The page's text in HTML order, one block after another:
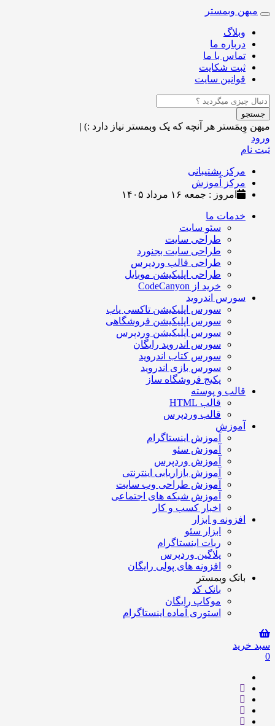
Toggle
navigation
میهن وبمستر
وبلاگ
درباره ما
تماس با ما
ثبت شکایت
قوانین سایت
جستجو
میهن وِبمَستر هر آنچه که یک وبمستر نیاز دارد :) |
ورود
ثبت نام
مرکز پشتیبانی
مرکز آموزش
امروز : جمعه ۱۶ مرداد ۱۴۰۵
خدمات ما
سئو سایت
طراحی سایت
طراحی سایت بجنورد
طراحی قالب وردپرس
طراحی اپلیکیشن موبایل
خرید از CodeCanyon
سورس اندروید
سورس اپلیکیشن تاکسی یاب
سورس اپلیکیشن فروشگاهی
سورس اپلیکیشن وردپرس
سورس اندروید رایگان
سورس کتاب اندروید
سورس بازی اندروید
پکیج فروشگاه ساز
قالب و پوسته
قالب HTML
قالب وردپرس
آموزش
آموزش اینستاگرام
آموزش سئو
آموزش وردپرس
آموزش بازاریابی اینترنتی
آموزش طراحی وب سایت
آموزش شبکه های اجتماعی
اخبار کسب و کار
افزونه و ابزار
ابزار سئو
ربات اینستاگرام
پلاگین وردپرس
افزونه های پولی رایگان
بانک وبمستر
بانک کد
موکاپ رایگان
استوری آماده اینستاگرام
سبد خرید
0